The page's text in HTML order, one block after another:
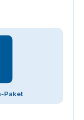
Paket